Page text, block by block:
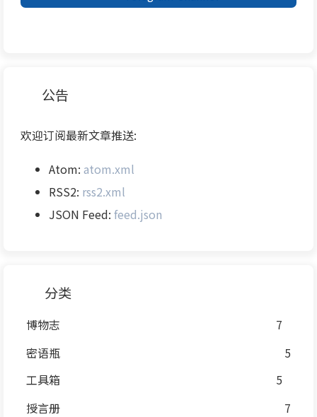
公告
欢迎订阅最新文章推送:
Atom: atom.xml
RSS2: rss2.xml
JSON Feed: feed.json
分类
博物志
7
密语瓶
5
工具箱
5
授言册
7